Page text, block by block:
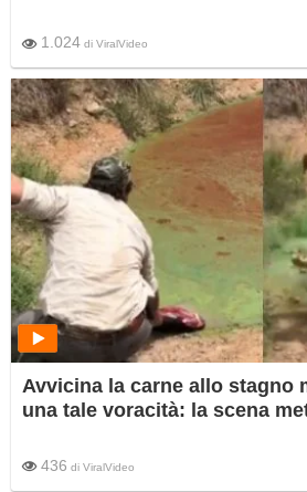
1.024 di ViralVideo
Avvicina la carne allo stagno
una tale voracità: la scena
436 di ViralVideo